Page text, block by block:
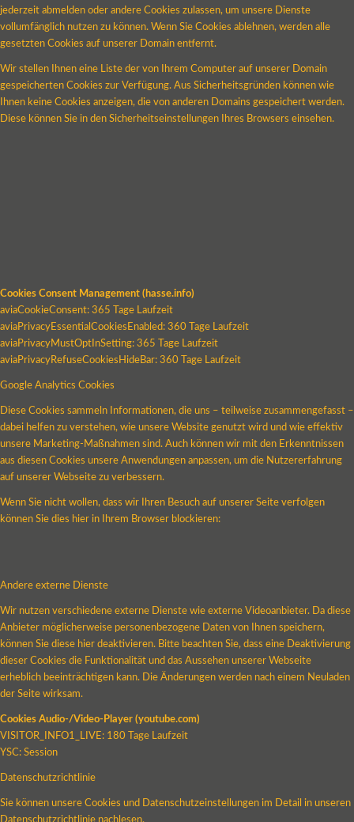
jederzeit abmelden oder andere Cookies zulassen, um unsere Dienste
vollumfänglich nutzen zu können. Wenn Sie Cookies ablehnen, werden alle
gesetzten Cookies auf unserer Domain entfernt.
Wir stellen Ihnen eine Liste der von Ihrem Computer auf unserer Domain
gespeicherten Cookies zur Verfügung. Aus Sicherheitsgründen können wie
Ihnen keine Cookies anzeigen, die von anderen Domains gespeichert werden.
Diese können Sie in den Sicherheitseinstellungen Ihres Browsers einsehen.
Cookies Consent Management (hasse.info)
aviaCookieConsent: 365 Tage Laufzeit
aviaPrivacyEssentialCookiesEnabled: 360 Tage Laufzeit
aviaPrivacyMustOptInSetting: 365 Tage Laufzeit
aviaPrivacyRefuseCookiesHideBar: 360 Tage Laufzeit
Google Analytics Cookies
Diese Cookies sammeln Informationen, die uns – teilweise zusammengefasst –
dabei helfen zu verstehen, wie unsere Website genutzt wird und wie effektiv
unsere Marketing-Maßnahmen sind. Auch können wir mit den Erkenntnissen
aus diesen Cookies unsere Anwendungen anpassen, um die Nutzererfahrung
auf unserer Webseite zu verbessern.
Wenn Sie nicht wollen, dass wir Ihren Besuch auf unserer Seite verfolgen
können Sie dies hier in Ihrem Browser blockieren:
Andere externe Dienste
Wir nutzen verschiedene externe Dienste wie externe Videoanbieter. Da diese
Anbieter möglicherweise personenbezogene Daten von Ihnen speichern,
können Sie diese hier deaktivieren. Bitte beachten Sie, dass eine Deaktivierung
dieser Cookies die Funktionalität und das Aussehen unserer Webseite
erheblich beeinträchtigen kann. Die Änderungen werden nach einem Neuladen
der Seite wirksam.
Cookies Audio-/Video-Player (youtube.com)
VISITOR_INFO1_LIVE: 180 Tage Laufzeit
YSC: Session
Datenschutzrichtlinie
Sie können unsere Cookies und Datenschutzeinstellungen im Detail in unseren